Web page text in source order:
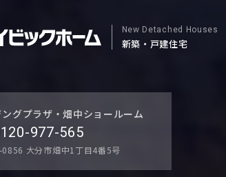
New Detached Houses
新築・戸建住宅
グプラザ・畑中ショールーム
977-565
0856 大分市畑中1丁目4番5号